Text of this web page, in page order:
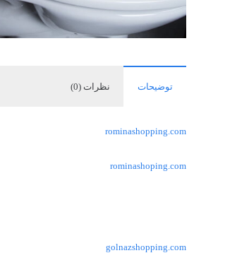
توضیحات نظرات (0)
rominashopping.com
rominashoping.com
golnazshopping.com